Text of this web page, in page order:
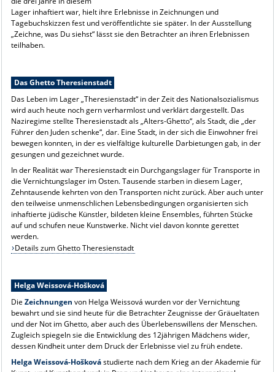
Lager inhaftiert war, hielt ihre Erlebnisse in Zeichnungen und
Tagebuchskizzen fest und veröffentlichte sie später. In der Ausstellung
„Zeichne, was Du siehst“ lässt sie den Betrachter an ihren Erlebnissen
teilhaben.
Das Ghetto Theresienstadt
Das Leben im Lager „Theresienstadt“ in der Zeit des Nationalsozialismus
wird auch heute noch gern verharmlost und verklärt dargestellt. Das
Naziregime stellte Theresienstadt als „Alters-Ghetto“, als Stadt, die „der
Führer den Juden schenke“, dar. Eine Stadt, in der sich die Einwohner frei
bewegen konnten, in der es vielfältige kulturelle Darbietungen gab, in der
gesungen und gezeichnet wurde.
In der Realität war Theresienstadt ein Durchgangslager für Transporte in
die Vernichtungslager im Osten. Tausende starben in diesem Lager,
Zehntausende kehrten von den Transporten nicht zurück. Aber auch unter
den teilweise unmenschlichen Lebensbedingungen organisierten sich
inhaftierte jüdische Künstler, bildeten kleine Ensembles, führten Stücke
auf und schufen neue Kunstwerke. Nicht viel davon konnte gerettet
werden.
Details zum Ghetto Theresienstadt
Helga Weissová-Hošková
Die Zeichnungen von Helga Weissová wurden vor der Vernichtung
bewahrt und sie sind heute für die Betrachter Zeugnisse der Gräueltaten
und der Not im Ghetto, aber auch des Überlebenswillens der Menschen.
Zugleich spiegeln sie die Entwicklung des 12jährigen Mädchens wider,
dessen Kindheit unter dem Druck der Erlebnisse viel zu früh endete.
Helga Weissová-Hoškovástudierte nach dem Krieg an der Akademie für